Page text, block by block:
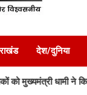
देश/दुनिया
ने किया सम्मानित